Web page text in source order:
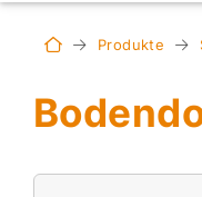
Produkte